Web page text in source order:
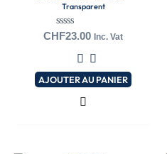
Transparent
Note
CHF23.00 Inc. Vat
AJOUTER AU PANIER